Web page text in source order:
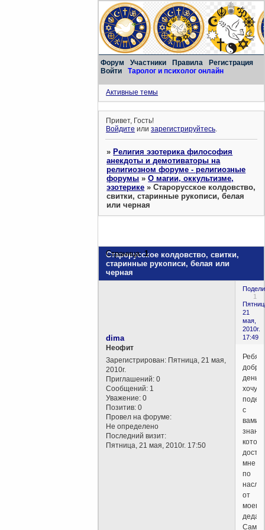
Форум Участники Правила
Регистрация
Войти
Таролог и психолог онлайн
Активные темы
Привет, Гость!
Войдите илизарегистрируйтесь.
»Религия эзотерика философия
анекдоты и демотиваторы на
религиозном форуме - религиозные
форумы »О магии, оккультизме,
эзотерике »Старорусское колдовство,
свитки, старинные рукописи, белая
или черная
Старорусское колдовство, свитки,
старинные рукописи, белая или
черная
Страница:1
1
21
мая,
2010г.
17:49
dima
Неофит
Зарегистрирован: Пятница, 21 мая,
2010г.
Приглашений: 0
Сообщений: 1
Уважение: 0
Позитив: 0
Провел на форуме:
Не определено
Последний визит:
Пятница, 21 мая, 2010г. 17:50
день,
хочу
с
вами
мне
по
от
моего
деда!
Сам